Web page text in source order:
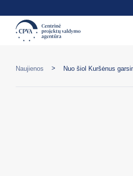
Naujienos >